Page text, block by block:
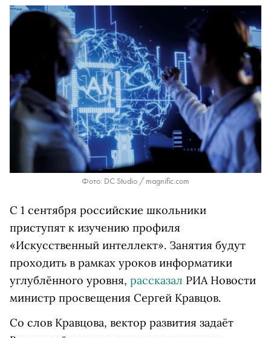
Фото: DC Studio / magnific.com
С 1 сентября российские школьники
приступят к изучению профиля
«Искусственный интеллект». Занятия будут
проходить в рамках уроков информатики
углублённого уровня, рассказал РИА Новости
министр просвещения Сергей Кравцов.
Со слов Кравцова, вектор развития задаёт